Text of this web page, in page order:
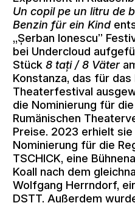
Un copil pe un litru de
Benzin für ein Kind
„Șerban Ionescu”
bei Undercloud
Stück 8 tați / 8 Väter
Konstanza, das für das
Theaterfestival
die Nominierung für
Rumänischen
Preise. 2023 erhielt
Nominierung für die
TSCHICK, eine
Koall nach dem
Wolfgang Herrndorf,
DSTT. Außerdem